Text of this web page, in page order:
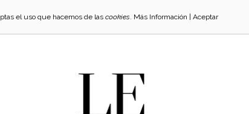
el uso que hacemos de las cookies. Más Información Aceptar